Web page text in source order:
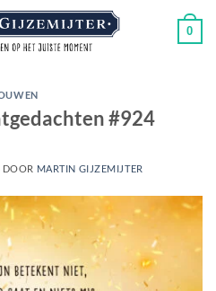
0
#924
DOOR MARTIN GIJZEMIJTER